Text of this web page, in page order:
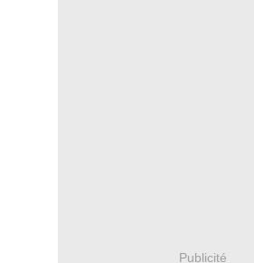
Publicité